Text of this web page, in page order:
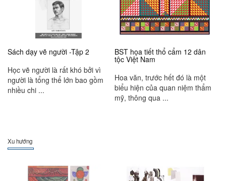
Sách dạy vẽ người -Tập 2
Học vẽ người là rất khó bởi vì
người là tổng thể lớn bao gồm
nhiều chi ...
BST họa tiết thổ cẩm 12 dân
tộc Việt Nam
Hoa văn, trước hết đó là một
biểu hiện của quan niệm thẩm
mỹ, thông qua ...
Xu hướng